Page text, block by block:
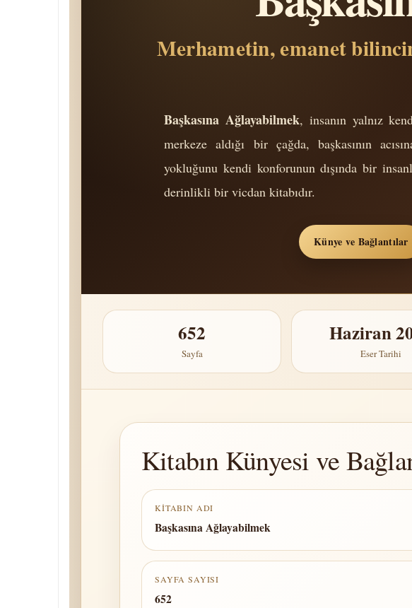
Merhametin, emanet
Başkasına Ağlayabilmek, insanın yalnız
merkeze aldığı bir çağda, başkasının
yokluğunu kendi konforunun dışında bir
derinlikli bir vicdan kitabıdır.
Künye ve Bağlantılar
652
Sayfa
Haziran
Eser Tarihi
Kitabın Künyesi ve
KITABIN ADI
Başkasına Ağlayabilmek
SAYFA SAYISI
652